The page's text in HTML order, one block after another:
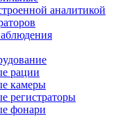
аналитикой
рации
камеры
регистраторы
фонари